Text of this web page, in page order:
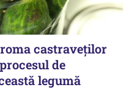
castraveților
de
legumă